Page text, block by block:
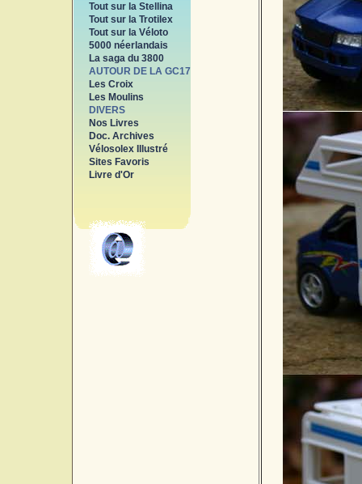
Tout sur la Stellina
Tout sur la Trotilex
Tout sur la Véloto
5000 néerlandais
La saga du 3800
AUTOUR DE LA GC17
Les Croix
Les Moulins
DIVERS
Nos Livres
Doc. Archives
Vélosolex Illustré
Sites Favoris
Livre d'Or